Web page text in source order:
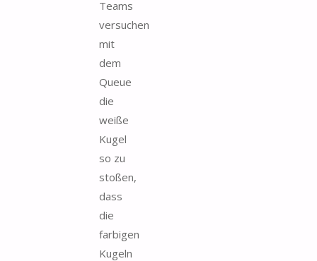
Teams
versuchen
mit
dem
Queue
die
weiße
Kugel
so zu
stoßen,
dass
die
farbigen
Kugeln